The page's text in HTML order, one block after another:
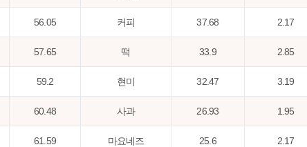
56.05 커피 37.68 2.17
57.65 떡 33.9 2.85
59.2 현미 32.47 3.19
60.48 사과 26.93 1.95
61.59 마요네즈 25.6 2.17